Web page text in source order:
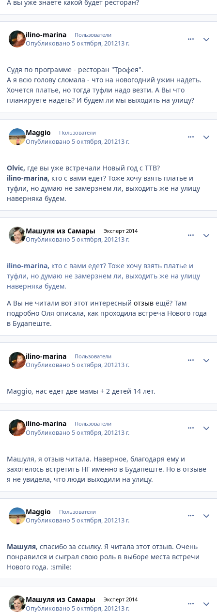
А вы уже знаете какой будет ресторан?
ilino-marina Пользователи
Опубликовано 5 октября, 201213 г.
Судя по программе - ресторан "Трофея".
А я всю голову сломала - что на новогодний ужин надеть.
Хочется платье, но тогда туфли надо везти. А Вы что
планируете надеть? И будем ли мы выходить на улицу?
Maggio Пользователи
Опубликовано 5 октября, 201213 г.
Olvic, где вы уже встречали Новый год с ТТВ?
ilino-marina, кто с вами едет? Тоже хочу взять платье и
туфли, но думаю не замерзнем ли, выходить же на улицу
наверняка будем.
Машуля из Самары Эксперт 2014
Опубликовано 5 октября, 201213 г.
ilino-marina, кто с вами едет? Тоже хочу взять платье и
туфли, но думаю не замерзнем ли, выходить же на улицу
наверняка будем.
А Вы не читали вот этот интересный отзыв ещё? Там
подробно Оля описала, как проходила встреча Нового года
в Будапеште.
ilino-marina Пользователи
Опубликовано 5 октября, 201213 г.
Maggio, нас едет две мамы + 2 детей 14 лет.
ilino-marina Пользователи
Опубликовано 5 октября, 201213 г.
Машуля, я отзыв читала. Наверное, благодаря ему и
захотелось встретить НГ именно в Будапеште. Но в отзыве
я не увидела, что люди выходили на улицу.
Maggio Пользователи
Опубликовано 5 октября, 201213 г.
Машуля, спасибо за ссылку. Я читала этот отзыв. Очень
понравился и сыграл свою роль в выборе места встречи
Нового года. :smile:
Машуля из Самары Эксперт 2014
Опубликовано 5 октября, 201213 г.